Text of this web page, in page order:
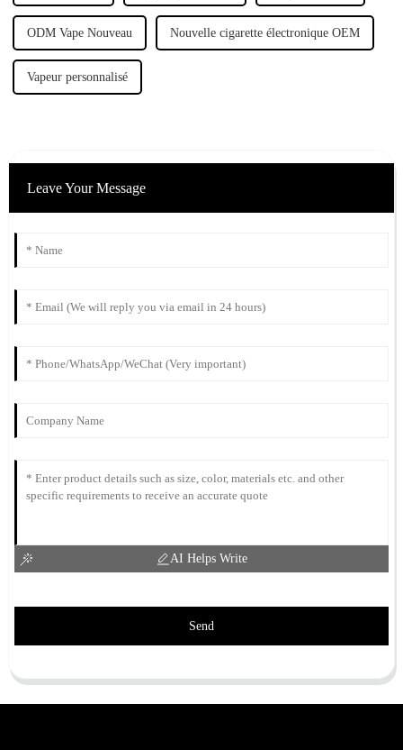
ODM Vape Nouveau Nouvelle cigarette électronique OEM
Vapeur personnalisé
Leave Your Message
AI Helps Write
Send